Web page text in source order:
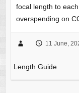
focal length to
overspending on
11 June,
Length Guide